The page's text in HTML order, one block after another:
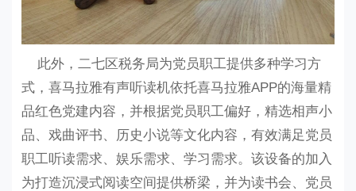
此外，二七区税务局为党员职工提供多种学习方
式，喜马拉雅有声听读机依托喜马拉雅APP的海量精
品红色党建内容，并根据党员职工偏好，精选相声小
品、戏曲评书、历史小说等文化内容，有效满足党员
职工听读需求、娱乐需求、学习需求。该设备的加入
为打造沉浸式阅读空间提供桥梁，并为读书会、党员